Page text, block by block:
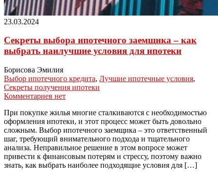
23.03.2024
Секреты выбора ипотечного заемщика – как
выбрать наилучшие условия для ипотеки
Борисова Эмилия
Выбор ипотечного кредита, Лучшие ипотечные условия,
Секреты получения ипотеки
Комментариев нет
При покупке жилья многие сталкиваются с необходимостью
оформления ипотеки, и этот процесс может быть довольно
сложным. Выбор ипотечного заемщика – это ответственный
шаг, требующий внимательного подхода и тщательного
анализа. Неправильное решение в этом вопросе может
привести к финансовым потерям и стрессу, поэтому важно
знать, как выбрать наиболее подходящие условия для […]